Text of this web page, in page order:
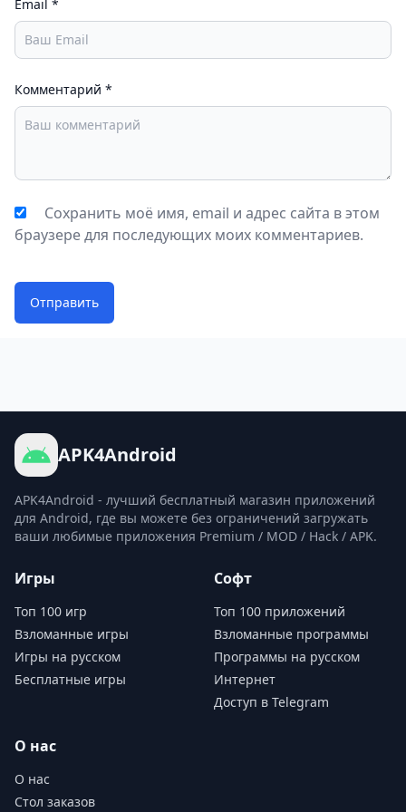
получаем простой, но рабочий инструмент,
который живёт за счёт обычных людей. Без
карта с отметками. Если не требовать от неё
стопроцентной точности, она здорово экономит
Email *
Комментарий *
Сохранить моё имя, email и адрес сайта в этом
браузере для последующих моих комментариев.
Отправить
APK4Android
APK4Android - лучший бесплатный магазин приложений
для Android, где вы можете без ограничений загружать
ваши любимые приложения Premium / MOD / Hack / APK.
Игры
Топ 100 игр
Взломанные игры
Игры на русском
Бесплатные игры
Софт
Топ 100 приложений
Взломанные программы
Программы на русском
Интернет
Доступ в Telegram
О нас
О нас
Стол заказов